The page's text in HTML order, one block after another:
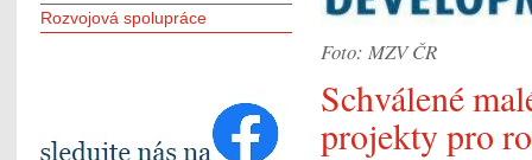
Foto: MZV ČR
Schválené
projekty pro
Rozvojová spolupráce